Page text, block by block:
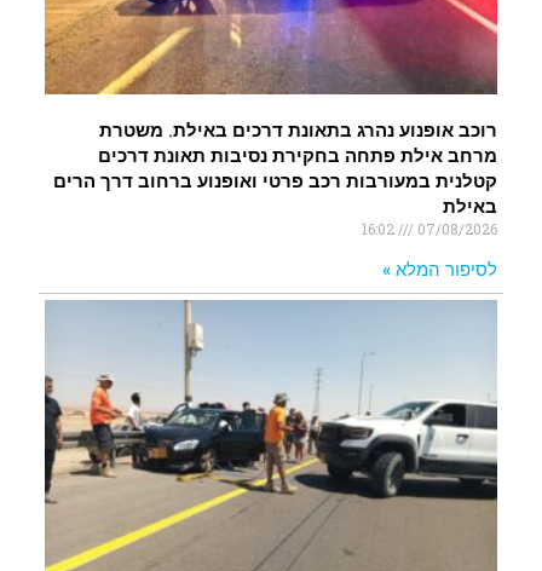
רוכב אופנוע נהרג בתאונת דרכים באילת. משטרת
מרחב אילת פתחה בחקירת נסיבות תאונת דרכים
קטלנית במעורבות רכב פרטי ואופנוע ברחוב דרך הרים
באילת
07/08/2026
16:02
לסיפור המלא »